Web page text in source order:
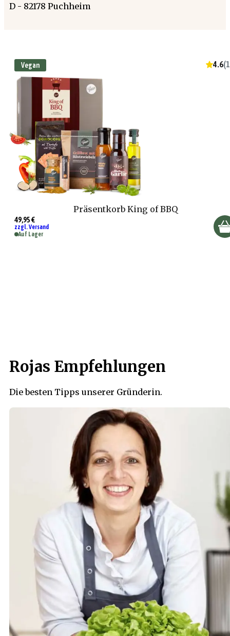
D - 82178 Puchheim
Vegan 4.6(
Präsentkorb King of BBQ
49,95 €
zzgl. Versand
Auf Lager
Rojas Empfehlungen
Die besten Tipps unserer Gründerin.